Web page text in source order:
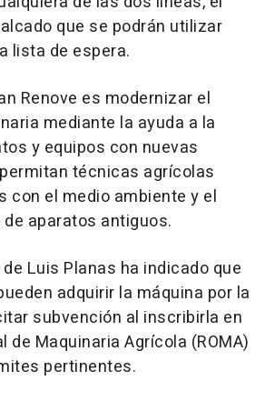
que se podrán utilizar
lista de espera.
Renove es modernizar el
mediante la ayuda a la
y equipos con nuevas
técnicas agrícolas
con el medio ambiente y el
aparatos antiguos.
Luis Planas ha indicado que
adquirir la máquina por la
subvención al inscribirla en
de Maquinaria Agrícola (ROMA)
pertinentes.